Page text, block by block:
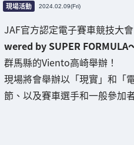
現場活動 2024.02.09(Fri)
JAF官方認定電子賽車競技大
wered by SUPER FORMULA
群馬縣的Viento高崎舉辦！
現場將會舉辦以「現實」和「
節、以及賽車選手和一般參加